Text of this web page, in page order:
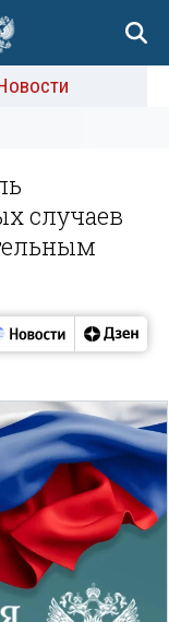
случаев